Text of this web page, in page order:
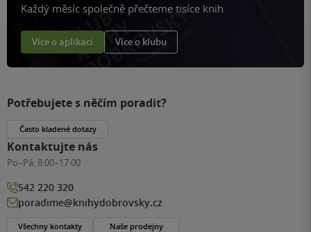
Každý měsíc společně přečteme tisíce knih
Více o aplikaci Více o klubu
Potřebujete s něčím poradit?
Často kladené dotazy
Kontaktujte nás
Po–Pá: 8:00–17:00
542 220 320
poradime@knihydobrovsky.cz
Všechny kontakty Naše prodejny